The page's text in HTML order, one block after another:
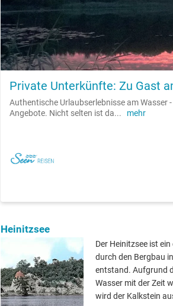
Private Unterkünfte: Zu Gast
Authentische Urlaubserlebnisse am
Angebote. Nicht selten ist da... mehr
Heinitzsee
Der Heinitzsee ist
durch den Bergbau
entstand. Aufgrund
Wasser mit der Zeit
wird der Kalkstein